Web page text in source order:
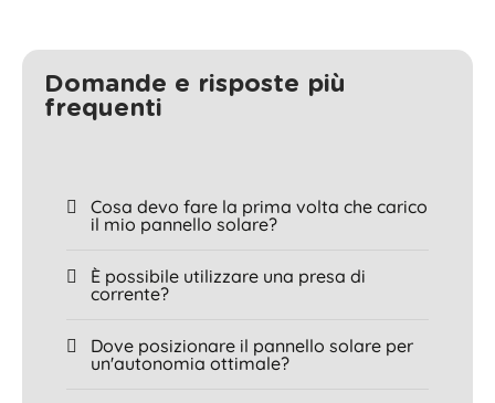
Domande e risposte più
frequenti
Cosa devo fare la prima volta che carico
il mio pannello solare?
È possibile utilizzare una presa di
corrente?
Dove posizionare il pannello solare per
un'autonomia ottimale?